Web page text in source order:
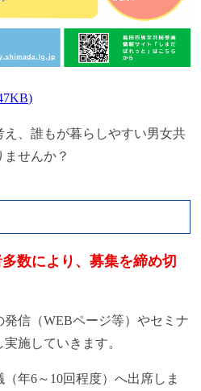
、誰もが暮らしやすい男女共
ませんか？
多数により、募集を締め切
信（WEBページ等）やセミナ
施していきます。
年6～10回程度）へ出席しま